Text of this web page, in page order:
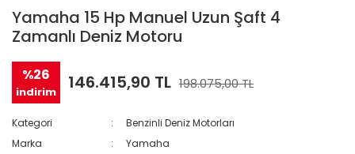
Yamaha 15 Hp Manuel Uzun Şaft 4
Zamanlı Deniz Motoru
%26
indirim 146.415,90 TL 198.075,00 TL
Kategori
Benzinli Deniz Motorları
Marka
Yamaha